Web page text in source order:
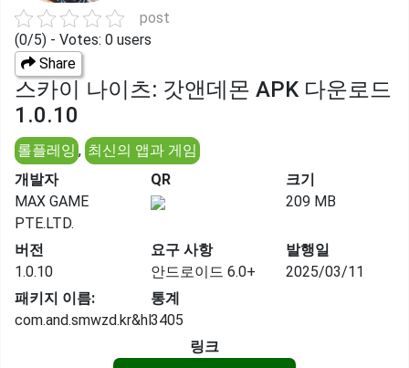
post
(0/5) - Votes: 0 users
Share
스카이 나이츠: 갓앤데몬 APK 다운로드
1.0.10
롤플레잉 , 최신의 앱과 게임
개발자
MAX GAME
PTE.LTD.
QR
크기
209 MB
버전
1.0.10
요구 사항
안드로이드 6.0+
발행일
2025/03/11
패키지 이름:
com.and.smwzd.kr&hl
통계
3405
링크